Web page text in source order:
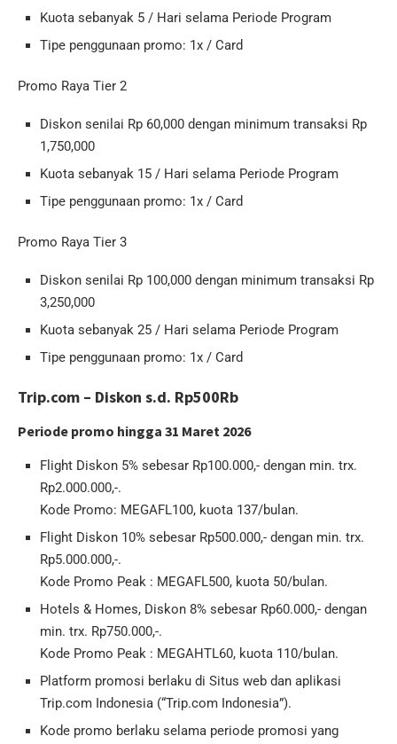
Kuota sebanyak 5 / Hari selama Periode Program
Tipe penggunaan promo: 1x / Card
Promo Raya Tier 2
Diskon senilai Rp 60,000 dengan minimum transaksi Rp
1,750,000
Kuota sebanyak 15 / Hari selama Periode Program
Tipe penggunaan promo: 1x / Card
Promo Raya Tier 3
Diskon senilai Rp 100,000 dengan minimum transaksi Rp
3,250,000
Kuota sebanyak 25 / Hari selama Periode Program
Tipe penggunaan promo: 1x / Card
Trip.com – Diskon s.d. Rp500Rb
Periode promo hingga 31 Maret 2026
Flight Diskon 5% sebesar Rp100.000,- dengan min. trx.
Rp2.000.000,-.
Kode Promo: MEGAFL100, kuota 137/bulan.
Flight Diskon 10% sebesar Rp500.000,- dengan min. trx.
Rp5.000.000,-.
Kode Promo Peak : MEGAFL500, kuota 50/bulan.
Hotels & Homes, Diskon 8% sebesar Rp60.000,- dengan
min. trx. Rp750.000,-.
Kode Promo Peak : MEGAHTL60, kuota 110/bulan.
Platform promosi berlaku di Situs web dan aplikasi
Trip.com Indonesia (“Trip.com Indonesia”).
Kode promo berlaku selama periode promosi yang